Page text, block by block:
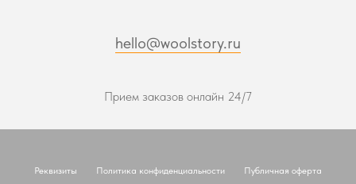
hello@woolstory.ru
Прием заказов онлайн 24/7
Реквизиты Политика конфиденциальности Публичная оферта